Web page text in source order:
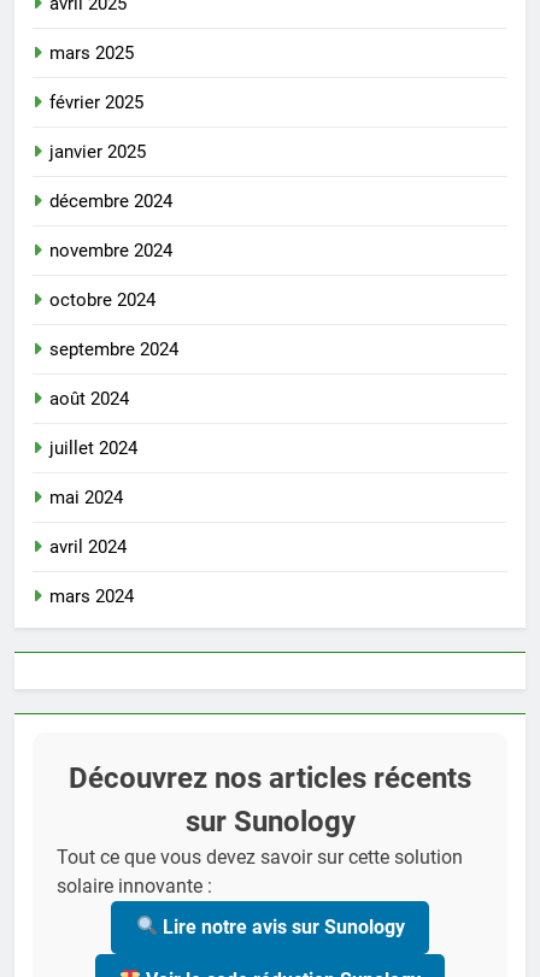
mars 2025
février 2025
janvier 2025
décembre 2024
novembre 2024
octobre 2024
septembre 2024
août 2024
juillet 2024
mai 2024
avril 2024
mars 2024
Découvrez nos articles récents
sur Sunology
Tout ce que vous devez savoir sur cette solution
solaire innovante :
Lire notre avis sur Sunology